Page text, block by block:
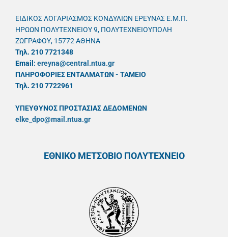
ΕΙΔΙΚΟΣ ΛΟΓΑΡΙΑΣΜΟΣ ΚΟΝΔΥΛΙΩΝ ΕΡΕΥΝΑΣ Ε.Μ.Π.
ΗΡΩΩΝ ΠΟΛΥΤΕΧΝΕΙΟΥ 9, ΠΟΛΥΤΕΧΝΕΙΟΥΠΟΛΗ
ΖΩΓΡΑΦΟΥ, 15772 ΑΘΗΝΑ
Τηλ. 210 7721348
Email: ereyna@central.ntua.gr
ΠΛΗΡΟΦΟΡΙΕΣ ΕΝΤΑΛΜΑΤΩΝ - ΤΑΜΕΙΟ
Τηλ. 210 7722961
ΥΠΕΥΘYΝΟΣ ΠΡΟΣΤΑΣΙΑΣ ΔΕΔΟΜΕΝΩΝ
elke_dpo@mail.ntua.gr
ΕΘΝΙΚΟ ΜΕΤΣΟΒΙΟ ΠΟΛΥΤΕΧΝΕΙΟ